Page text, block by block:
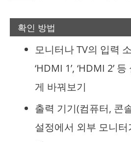
확인 방법
모니터나 TV의 입력
‘HDMI 1’, ‘HDMI 2’
게 바꿔보기
출력 기기(컴퓨터, 콘
설정에서 외부 모니